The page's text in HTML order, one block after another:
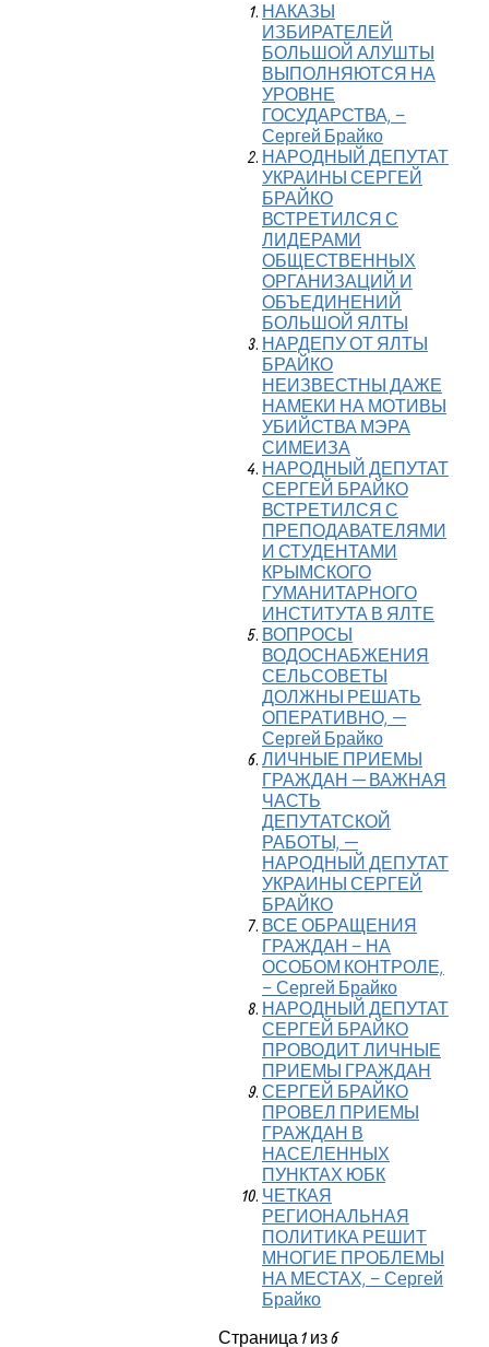
НАКАЗЫ
ИЗБИРАТЕЛЕЙ
БОЛЬШОЙ АЛУШТЫ
ВЫПОЛНЯЮТСЯ НА
УРОВНЕ
ГОСУДАРСТВА, –
Сергей Брайко
НАРОДНЫЙ ДЕПУТАТ
УКРАИНЫ СЕРГЕЙ
БРАЙКО
ВСТРЕТИЛСЯ С
ЛИДЕРАМИ
ОБЩЕСТВЕННЫХ
ОРГАНИЗАЦИЙ И
ОБЪЕДИНЕНИЙ
БОЛЬШОЙ ЯЛТЫ
НАРДЕПУ ОТ ЯЛТЫ
БРАЙКО
НЕИЗВЕСТНЫ ДАЖЕ
НАМЕКИ НА МОТИВЫ
УБИЙСТВА МЭРА
СИМЕИЗА
НАРОДНЫЙ ДЕПУТАТ
СЕРГЕЙ БРАЙКО
ВСТРЕТИЛСЯ С
ПРЕПОДАВАТЕЛЯМИ
И СТУДЕНТАМИ
КРЫМСКОГО
ГУМАНИТАРНОГО
ИНСТИТУТА В ЯЛТЕ
ВОПРОСЫ
ВОДОСНАБЖЕНИЯ
СЕЛЬСОВЕТЫ
ДОЛЖНЫ РЕШАТЬ
ОПЕРАТИВНО, —
Сергей Брайко
ЛИЧНЫЕ ПРИЕМЫ
ГРАЖДАН — ВАЖНАЯ
ЧАСТЬ
ДЕПУТАТСКОЙ
РАБОТЫ, —
НАРОДНЫЙ ДЕПУТАТ
УКРАИНЫ СЕРГЕЙ
БРАЙКО
ВСЕ ОБРАЩЕНИЯ
ГРАЖДАН – НА
ОСОБОМ КОНТРОЛЕ,
– Сергей Брайко
НАРОДНЫЙ ДЕПУТАТ
СЕРГЕЙ БРАЙКО
ПРОВОДИТ ЛИЧНЫЕ
ПРИЕМЫ ГРАЖДАН
СЕРГЕЙ БРАЙКО
ПРОВЕЛ ПРИЕМЫ
ГРАЖДАН В
НАСЕЛЕННЫХ
ПУНКТАХ ЮБК
ЧЕТКАЯ
РЕГИОНАЛЬНАЯ
ПОЛИТИКА РЕШИТ
МНОГИЕ ПРОБЛЕМЫ
НА МЕСТАХ, – Сергей
Брайко
Страница 1 из 6